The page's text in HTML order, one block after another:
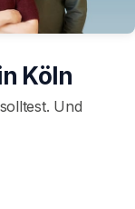
Köln
Und